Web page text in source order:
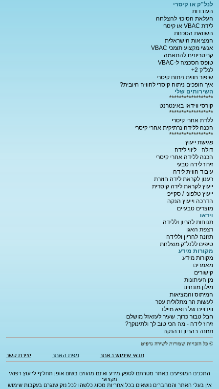
לנל"ק או קיסרי
העובדות
העלאת הסיכוי להצלחה
לידת VBAC או קיסרי
השוואת הסכנות
המציאות הישראלית
אנשי מקצוע תומכי VBAC
קריטריונים להתאמה
טופס הסכמה ל-VBAC
לנל"ק 2+
שיפור חווית ניתוח קיסרי
איך הופכים ניתוח קיסרי לחוויה חיובית?
השירותים שלי
******************
קורסי ווידאו באינטרנט
******************
ללדת אחרי קיסרי
הכנה ללידה נרתיקית אחרי קיסרי
******************
פגישת ייעוץ
דולה - ליווי לידה
הכנה ללידה אחרי קיסרי
זירוז לידה טבעי
עיבוד חווית לידה
רענון לקראת לידה חוזרת
ייעוץ לקראת לידה קיסרית
ייעוץ טלפוני / סקייפ
הדרכה וייעוץ הנקה
מוצרים טבעיים
וידאו
תנוחות להריון וללידה
רצפת האגן
תזונה להריון וללידה
טיפים ללנל"ק מוצלחת
מקורות מידע
מקורות מידע
מאמרים
קישורים
מן העיתונות
מילון מונחים
המיתוס והמציאות
לעשות הר מתלולית עפר
ווידויים של רופא מיילד
חבל טבור כרוך: שעיר לעזאזל מושלם
זירוז לידה - מה הכי טוב לך ולתינוקך?
תזונה בהריון ובהנקה
© כל הזכויות שמורות לשירה גרפיט
תנאי שימוש באתר מפת האתר יצירת קשר
התכנים המופיעים באתר מטרתם לספק מידע ואינם מהווים בשום אופן תחליף לייעוץ רפואי
מקצועי
אין בעלי האתר והמחברים נושאים בכל אחריות מסוג כלשהו לכל נזק שנגרם בעקבות שימוש